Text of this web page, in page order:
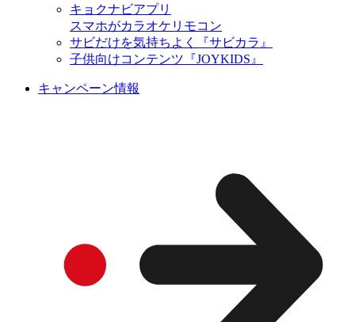
キョクナビアプリ
スマホがカラオケリモコン
サビだけを気持ちよく『サビカラ』
子供向けコンテンツ『JOYKIDS』
キャンペーン情報